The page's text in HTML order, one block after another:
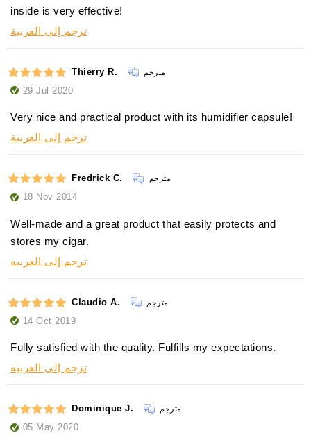
inside is very effective!
ترجم إلى العربية
Thierry R. مترجم
29 Jul 2020
Very nice and practical product with its humidifier capsule!
ترجم إلى العربية
Fredrick C. مترجم
18 Nov 2014
Well-made and a great product that easily protects and
stores my cigar.
ترجم إلى العربية
Claudio A. مترجم
14 Oct 2019
Fully satisfied with the quality. Fulfills my expectations.
ترجم إلى العربية
Dominique J. مترجم
05 May 2020